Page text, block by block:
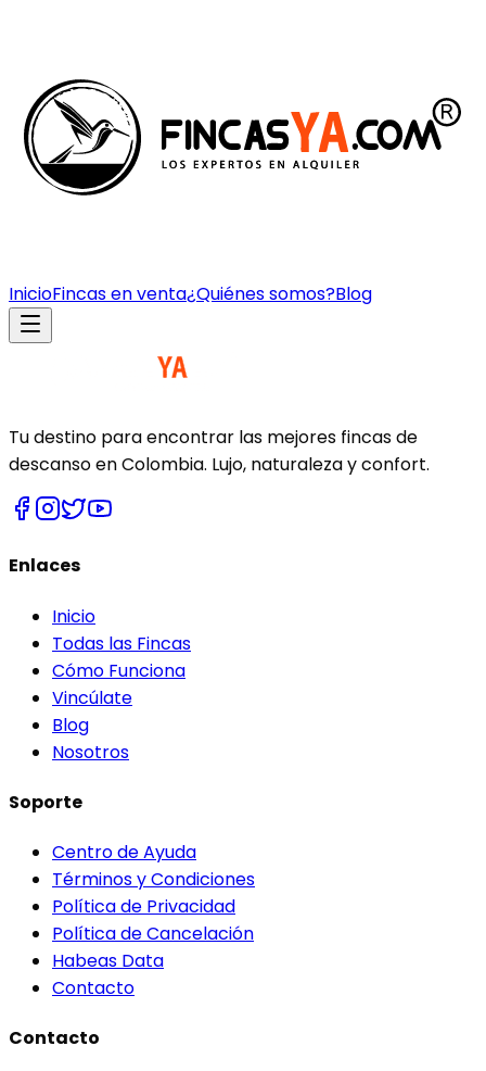
InicioFincas en venta¿Quiénes somos?Blog
Tu destino para encontrar las mejores fincas de
descanso en Colombia. Lujo, naturaleza y confort.
Enlaces
Inicio
Todas las Fincas
Cómo Funciona
Vincúlate
Blog
Nosotros
Soporte
Centro de Ayuda
Términos y Condiciones
Política de Privacidad
Política de Cancelación
Habeas Data
Contacto
Contacto